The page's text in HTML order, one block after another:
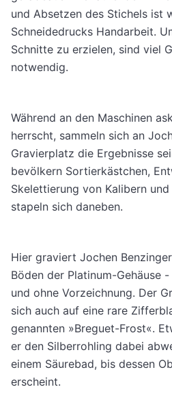
und Absetzen des Stichels ist
Schneidedrucks Handarbeit.
Schnitte zu erzielen, sind viel
notwendig.
Während an den Maschinen
herrscht, sammeln sich an
Gravierplatz die Ergebnisse
bevölkern Sortierkästchen,
Skelettierung von Kalibern
stapeln sich daneben.
Hier graviert Jochen
Böden der Platinum-Gehäuse
und ohne Vorzeichnung. Der
sich auch auf eine rare
genannten »Breguet-Frost«.
er den Silberrohling dabei
einem Säurebad, bis dessen
erscheint.